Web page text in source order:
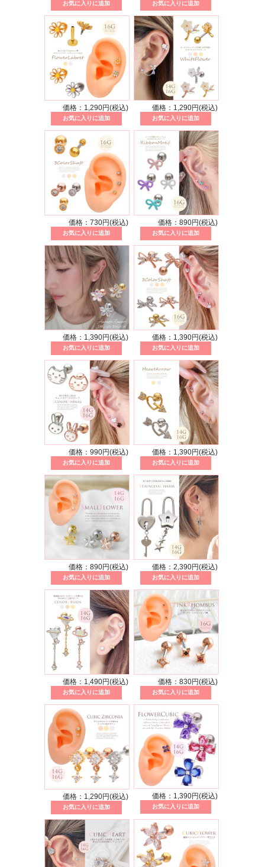
価格：1,290円(税込) 価格：1,290円(税込)
価格：730円(税込) 価格：890円(税込)
価格：1,390円(税込) 価格：1,390円(税込)
価格：990円(税込) 価格：1,390円(税込)
価格：890円(税込) 価格：2,390円(税込)
価格：1,490円(税込) 価格：830円(税込)
価格：1,290円(税込) 価格：1,390円(税込)